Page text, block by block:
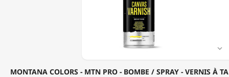
TABLEAUX
MONTANA COLORS - MTN PRO - BOMBE / SPRAY - VERNIS À
